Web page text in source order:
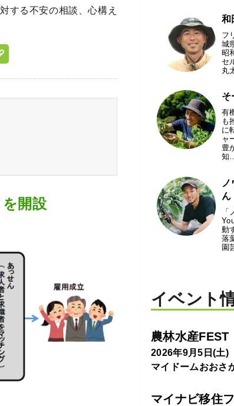
する不安の相談、心構え
を開設
和
フ
城
昭
セ
丸
そ
有
も
に
ャ
豊
知
ん
動
落
園
イベント
農林水産FEST
2026年9月5日(土)
マイドームおおさ
マイナビ移住